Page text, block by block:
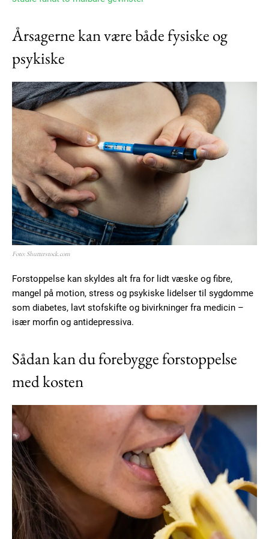
Årsagerne kan være både fysiske og
psykiske
Foto: Shutterstock.com
Forstoppelse kan skyldes alt fra for lidt væske og fibre,
mangel på motion, stress og psykiske lidelser til sygdomme
som diabetes, lavt stofskifte og bivirkninger fra medicin –
især morfin og antidepressiva.
Sådan kan du forebygge forstoppelse
med kosten